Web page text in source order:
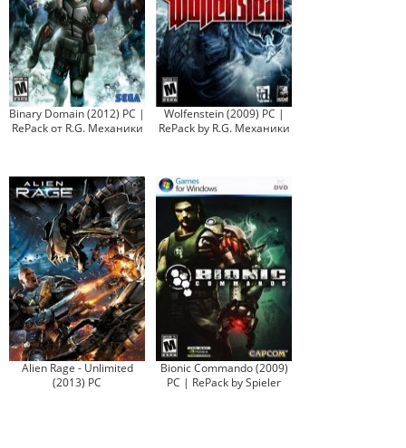
Binary Domain (2012) PC |
RePack от R.G. Механики
Wolfenstein (2009) PC |
RePack by R.G. Механики
Alien Rage - Unlimited
(2013) PC
Bionic Commando (2009)
PC | RePack by Spieler